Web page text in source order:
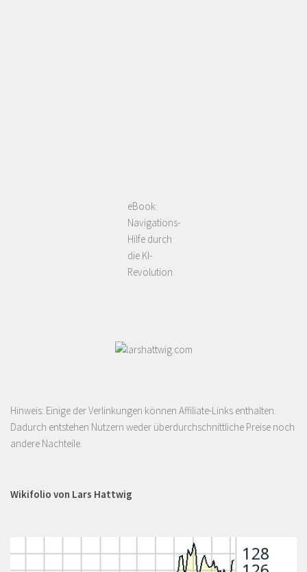
eBook:
Navigations-
Hilfe durch
die KI-
Revolution
Hinweis: Einige der Verlinkungen können Affiliate-Links enthalten.
Dadurch entstehen Nutzern weder überdurchschnittliche Preise noch
andere Nachteile.
Wikifolio von Lars Hattwig